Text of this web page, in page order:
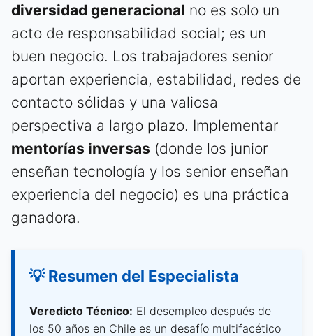
diversidad generacional no es solo un
acto de responsabilidad social; es un
buen negocio. Los trabajadores senior
aportan experiencia, estabilidad, redes de
contacto sólidas y una valiosa
perspectiva a largo plazo. Implementar
mentorías inversas (donde los junior
enseñan tecnología y los senior enseñan
experiencia del negocio) es una práctica
ganadora.
💡 Resumen del Especialista
Veredicto Técnico: El desempleo después de
los 50 años en Chile es un desafío multifacético